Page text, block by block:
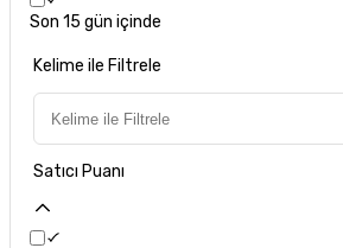
Son 15 gün içinde
Kelime ile Filtrele
Satıcı Puanı